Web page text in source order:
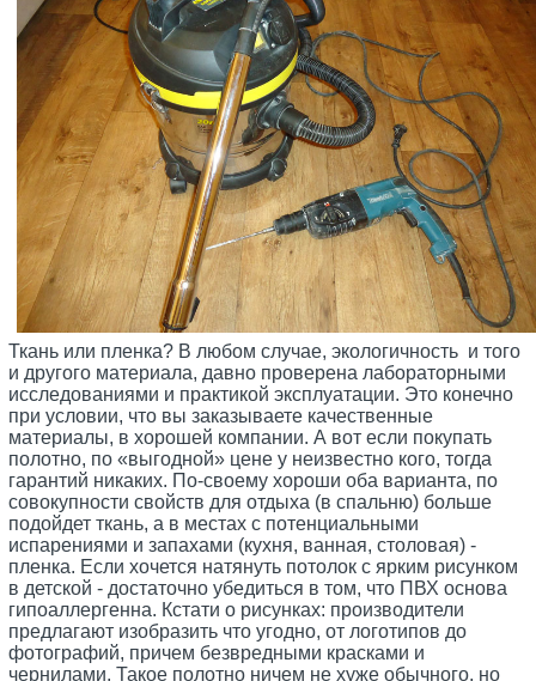
Ткань или пленка? В любом случае, экологичность и того
и другого материала, давно проверена лабораторными
исследованиями и практикой эксплуатации. Это конечно
при условии, что вы заказываете качественные
материалы, в хорошей компании. А вот если покупать
полотно, по «выгодной» цене у неизвестно кого, тогда
гарантий никаких. По-своему хороши оба варианта, по
совокупности свойств для отдыха (в спальню) больше
подойдет ткань, а в местах с потенциальными
испарениями и запахами (кухня, ванная, столовая) -
пленка. Если хочется натянуть потолок с ярким рисунком
в детской - достаточно убедиться в том, что ПВХ основа
гипоаллергенна. Кстати о рисунках: производители
предлагают изобразить что угодно, от логотипов до
фотографий, причем безвредными красками и
чернилами. Такое полотно ничем не хуже обычного, но